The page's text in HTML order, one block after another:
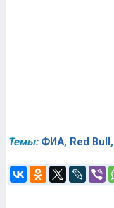
Темы: ФИА, Red Bull,